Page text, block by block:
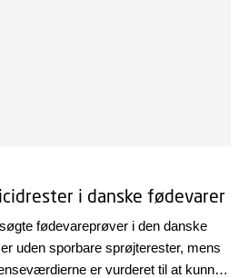
i danske fødevarer
fødevareprøver i den danske
uden sporbare sprøjterester, mens
er vurderet til at kunne